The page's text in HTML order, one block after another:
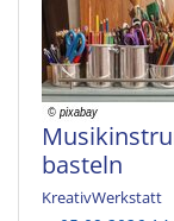
basteln
KreativWerkstatt